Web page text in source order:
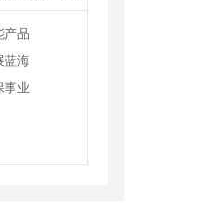
产品
蓝海
事业